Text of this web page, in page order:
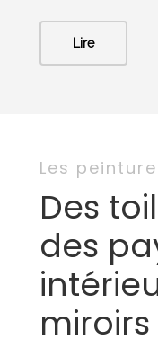
Lire
Les
Des
des